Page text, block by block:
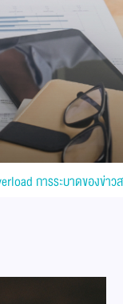
การระบาดของข่าว